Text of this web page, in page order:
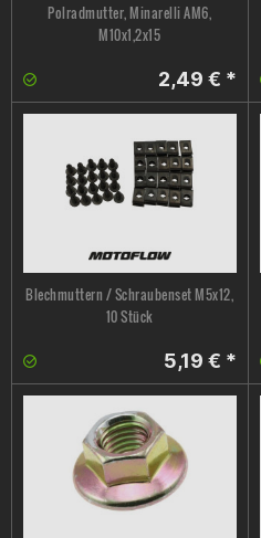
Polradmutter, Minarelli AM6,
M10x1,2x15
2,49 € *
Blechmuttern / Schraubenset M5x12,
10 Stück
5,19 € *